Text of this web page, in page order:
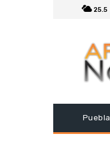
25.5
Puebla